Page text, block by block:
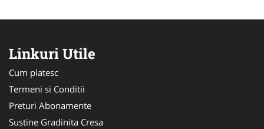
Linkuri Utile
Cum platesc
Termeni si Conditii
Preturi Abonamente
Sustine Gradinita Cresa